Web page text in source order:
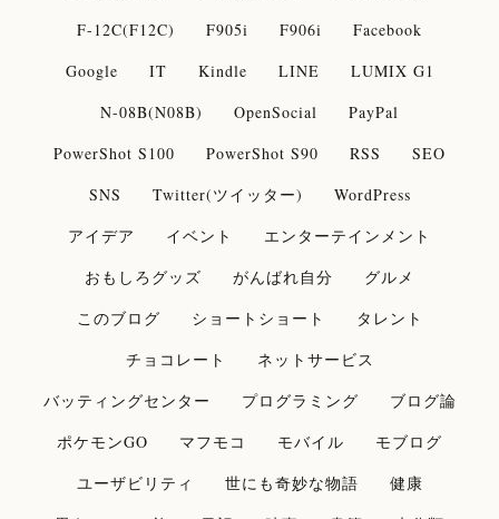
F-12C(F12C)
F905i F906i
Facebook
Google
IT Kindle LINE
LUMIX G1
N-08B(N08B)
OpenSocial
PayPal
PowerShot S100
PowerShot S90 RSS
SEO
SNS
Twitter(ツイッター)
WordPress
アイデア
イベント
エンターテインメント
おもしろグッズ
がんばれ自分
グルメ
このブログ
ショートショート
タレント
チョコレート
ネットサービス
バッティングセンター
プログラミング
ブログ論
ポケモンGO
マフモコ モバイル
モブログ
ユーザビリティ
世にも奇妙な物語
健康